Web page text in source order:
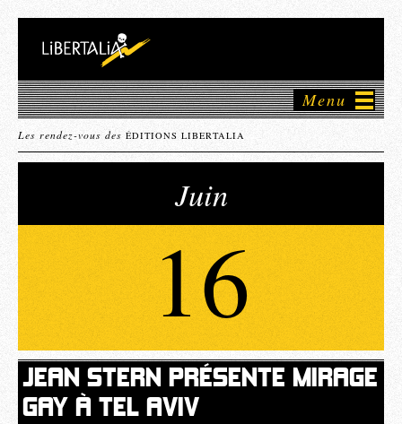
Menu
Les rendez-vous des ÉDITIONS LIBERTALIA
JEAN STERN PRÉSENTE MIRAGE
GAY À TEL AVIV
16
Juin